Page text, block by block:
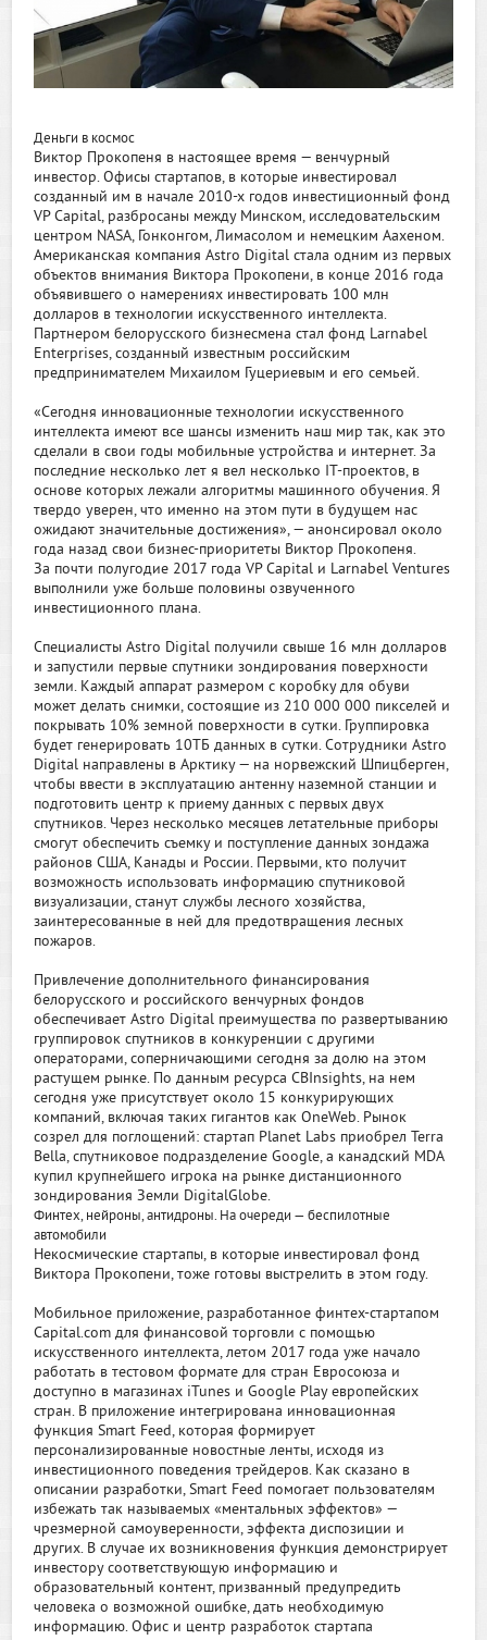
Деньги в космос
Виктор Прокопеня в настоящее время — венчурный
инвестор. Офисы стартапов, в которые инвестировал
созданный им в начале 2010-х годов инвестиционный фонд
VP Capital, разбросаны между Минском, исследовательским
центром NASA, Гонконгом, Лимасолом и немецким Аахеном.
Американская компания Astro Digital стала одним из первых
объектов внимания Виктора Прокопени, в конце 2016 года
объявившего о намерениях инвестировать 100 млн
долларов в технологии искусственного интеллекта.
Партнером белорусского бизнесмена стал фонд Larnabel
Enterprises, созданный известным российским
предпринимателем Михаилом Гуцериевым и его семьей.
«Сегодня инновационные технологии искусственного
интеллекта имеют все шансы изменить наш мир так, как это
сделали в свои годы мобильные устройства и интернет. За
последние несколько лет я вел несколько IT-проектов, в
основе которых лежали алгоритмы машинного обучения. Я
твердо уверен, что именно на этом пути в будущем нас
ожидают значительные достижения», — анонсировал около
года назад свои бизнес-приоритеты Виктор Прокопеня.
За почти полугодие 2017 года VP Capital и Larnabel Ventures
выполнили уже больше половины озвученного
инвестиционного плана.
Специалисты Astro Digital получили свыше 16 млн долларов
и запустили первые спутники зондирования поверхности
земли. Каждый аппарат размером с коробку для обуви
может делать снимки, состоящие из 210 000 000 пикселей и
покрывать 10% земной поверхности в сутки. Группировка
будет генерировать 10ТБ данных в сутки. Сотрудники Astro
Digital направлены в Арктику — на норвежский Шпицберген,
чтобы ввести в эксплуатацию антенну наземной станции и
подготовить центр к приему данных с первых двух
спутников. Через несколько месяцев летательные приборы
смогут обеспечить съемку и поступление данных зондажа
районов США, Канады и России. Первыми, кто получит
возможность использовать информацию спутниковой
визуализации, станут службы лесного хозяйства,
заинтересованные в ней для предотвращения лесных
пожаров.
Привлечение дополнительного финансирования
белорусского и российского венчурных фондов
обеспечивает Astro Digital преимущества по развертыванию
группировок спутников в конкуренции с другими
операторами, соперничающими сегодня за долю на этом
растущем рынке. По данным ресурса CBInsights, на нем
сегодня уже присутствует около 15 конкурирующих
компаний, включая таких гигантов как OneWeb. Рынок
созрел для поглощений: стартап Planet Labs приобрел Terra
Bella, спутниковое подразделение Google, а канадский MDA
купил крупнейшего игрока на рынке дистанционного
зондирования Земли DigitalGlobe.
Финтех, нейроны, антидроны. На очереди — беспилотные
автомобили
Некосмические стартапы, в которые инвестировал фонд
Виктора Прокопени, тоже готовы выстрелить в этом году.
Мобильное приложение, разработанное финтех-стартапом
Capital.com для финансовой торговли с помощью
искусственного интеллекта, летом 2017 года уже начало
работать в тестовом формате для стран Евросоюза и
доступно в магазинах iTunes и Google Play европейских
стран. В приложение интегрирована инновационная
функция Smart Feed, которая формирует
персонализированные новостные ленты, исходя из
инвестиционного поведения трейдеров. Как сказано в
описании разработки, Smart Feed помогает пользователям
избежать так называемых «ментальных эффектов» —
чрезмерной самоуверенности, эффекта диспозиции и
других. В случае их возникновения функция демонстрирует
инвестору соответствующую информацию и
образовательный контент, призванный предупредить
человека о возможной ошибке, дать необходимую
информацию. Офис и центр разработок стартапа